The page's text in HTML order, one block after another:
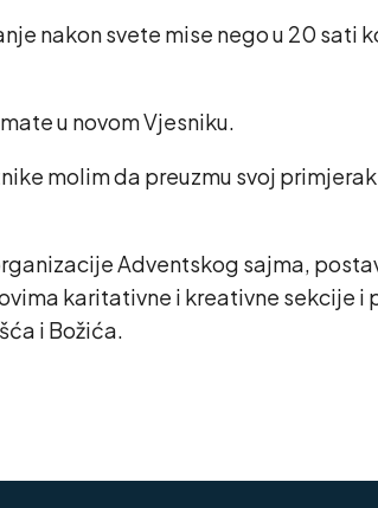
nakon svete mise nego u 20
u novom Vjesniku.
molim da preuzmu svoj
Adventskog sajma,
karitativne i kreativne sekcije
i Božića.